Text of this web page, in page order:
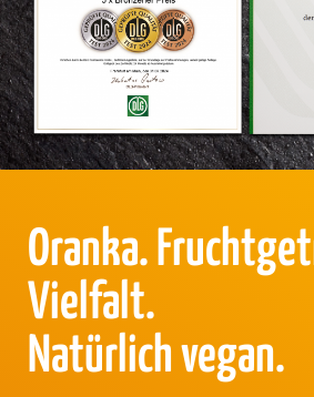
Oranka.
Vielfalt.
Natürlich vegan.